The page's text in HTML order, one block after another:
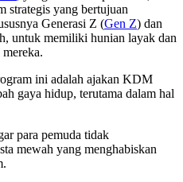
strategis yang bertujuan
Generasi Z (Gen Z) dan
untuk memiliki hunian layak dan
ini adalah ajakan KDM
gaya hidup, terutama dalam hal
para pemuda tidak
mewah yang menghabiskan